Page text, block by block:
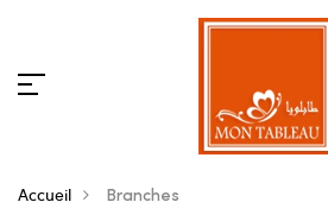
Accueil Branches